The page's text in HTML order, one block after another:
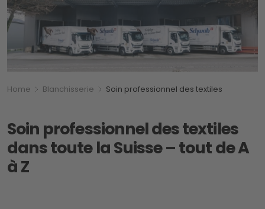
Breadcrumb
Vous êtes ici:
Home Blanchisserie Soin professionnel des textiles
Soin professionnel des textiles
dans toute la Suisse – tout de A
à Z